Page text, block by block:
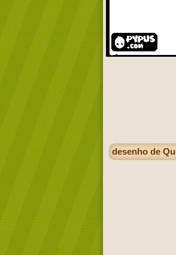
desenho de